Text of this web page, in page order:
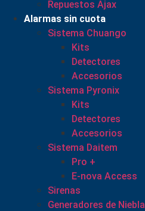
Repuestos Ajax
Alarmas sin cuota
Sistema Chuango
Kits
Detectores
Accesorios
Sistema Pyronix
Kits
Detectores
Accesorios
Sistema Daitem
Pro +
E-nova Access
Sirenas
Generadores de Niebla